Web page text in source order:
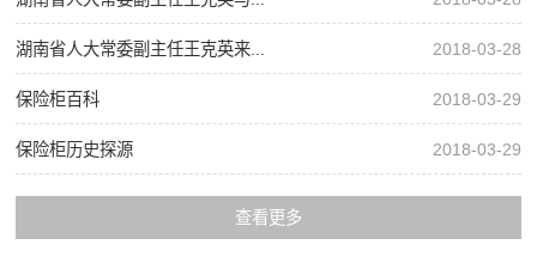
湖南省人大常委副主任王克英来... 2018-03-28
保险柜百科 2018-03-29
保险柜历史探源 2018-03-29
查看更多